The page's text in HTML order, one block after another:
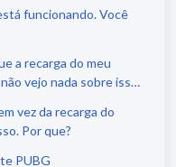
funcionando. Você
a recarga do meu
vejo nada sobre isso
vez da recarga do
Por que?
PUBG